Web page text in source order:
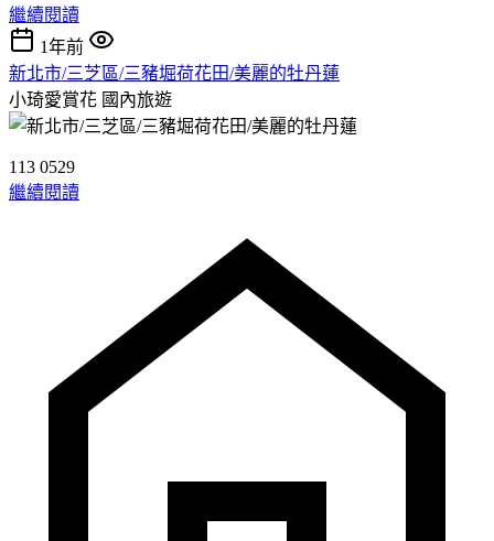
繼續閱讀
1年前
新北市/三芝區/三豬堀荷花田/美麗的牡丹蓮
小琦愛賞花 國內旅遊
113 0529
繼續閱讀